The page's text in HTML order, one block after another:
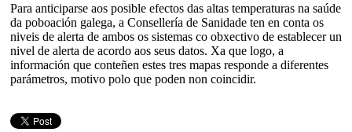
Para anticiparse aos posible efectos das altas temperaturas na saúde
da poboación galega, a Consellería de Sanidade ten en conta os
niveis de alerta de ambos os sistemas co obxectivo de establecer un
nivel de alerta de acordo aos seus datos. Xa que logo, a
información que conteñen estes tres mapas responde a diferentes
parámetros, motivo polo que poden non coincidir.